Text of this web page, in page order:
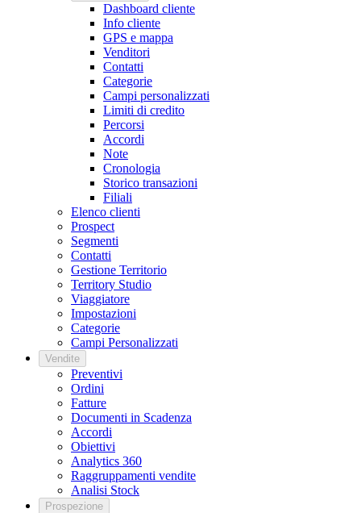
Dashboard cliente
Info cliente
GPS e mappa
Venditori
Contatti
Categorie
Campi personalizzati
Limiti di credito
Percorsi
Accordi
Note
Cronologia
Storico transazioni
Filiali
Elenco clienti
Prospect
Segmenti
Contatti
Gestione Territorio
Territory Studio
Viaggiatore
Impostazioni
Categorie
Campi Personalizzati
Vendite
Preventivi
Ordini
Fatture
Documenti in Scadenza
Accordi
Obiettivi
Analytics 360
Raggruppamenti vendite
Analisi Stock
Prospezione